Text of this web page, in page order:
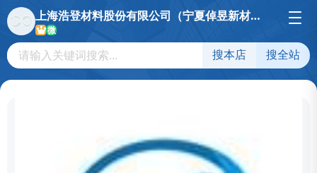
上海浩登材料股份有限公司（宁夏倬昱新材料科技有限公司）
微
搜本店 搜全站